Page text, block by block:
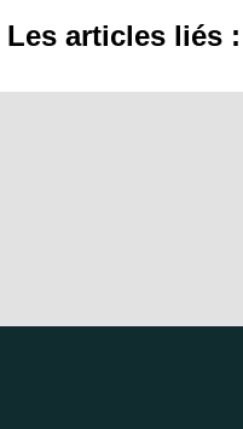
Les articles liés :